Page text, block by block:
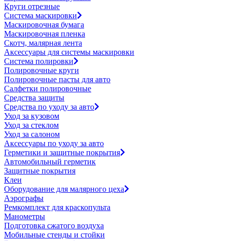
Круги отрезные
Система маскировки
Маскировочная бумага
Маскировочная пленка
Скотч, малярная лента
Аксессуары для системы маскировки
Система полировки
Полировочные круги
Полировочные пасты для авто
Салфетки полировочные
Средства защиты
Средства по уходу за авто
Уход за кузовом
Уход за стеклом
Уход за салоном
Аксессуары по уходу за авто
Герметики и защитные покрытия
Автомобильный герметик
Защитные покрытия
Клеи
Оборудование для малярного цеха
Аэрографы
Ремкомплект для краскопульта
Манометры
Подготовка сжатого воздуха
Мобильные стенды и стойки